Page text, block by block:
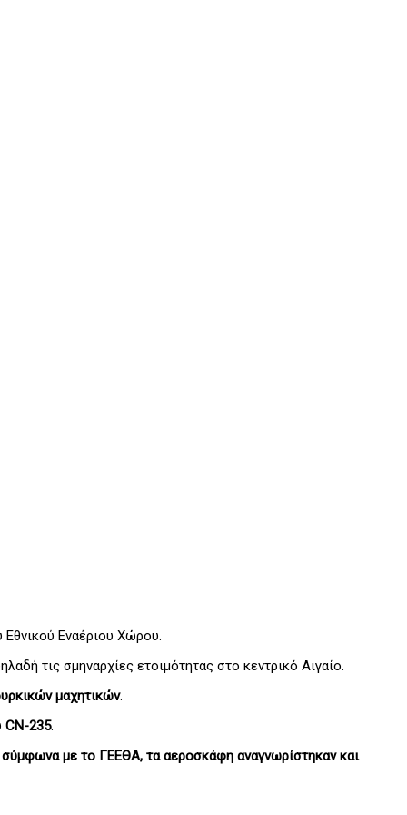
Εναέριου Χώρου.
τις σμηναρχίες ετοιμότητας στο κεντρικό Αιγαίο.
μαχητικών.
CN-235.
με το ΓΕΕΘΑ, τα αεροσκάφη αναγνωρίστηκαν και